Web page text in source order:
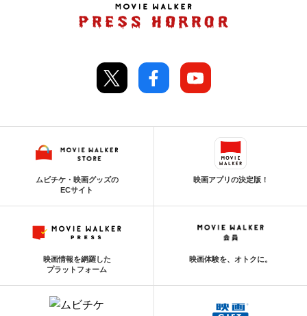
ムビチケ・映画グッズの
ECサイト
映画アプリの決定版！
映画情報を網羅した
プラットフォーム
映画体験を、オトクに。